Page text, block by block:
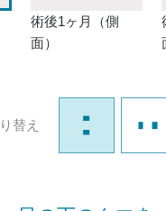
術後1ヶ月（側
面）
替え